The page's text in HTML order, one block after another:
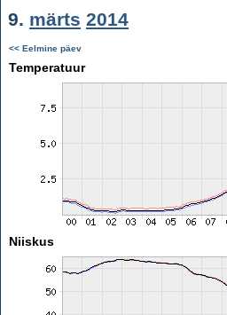
9. märts 2014
<< Eelmine päev
Temperatuur
Niiskus